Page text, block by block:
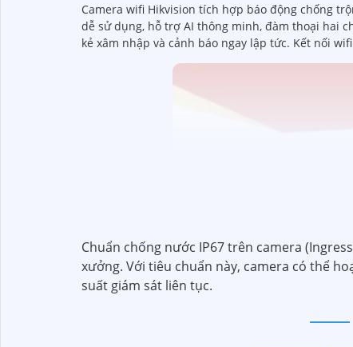
Camera wifi Hikvision tích hợp báo động chống
dễ sử dụng, hỗ trợ AI thông minh, đàm thoại hai
kẻ xâm nhập và cảnh báo ngay lập tức. Kết nối
Chuẩn chống nước IP67 trên camera
xưởng. Với tiêu chuẩn này, camera có thể
suất giám sát liên tục.